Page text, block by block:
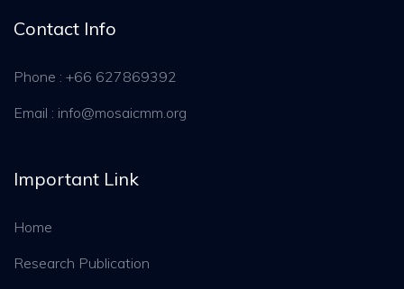
Contact Info
Phone : +66 627869392
Email : info@mosaicmm.org
Important Link
Home
Research Publication